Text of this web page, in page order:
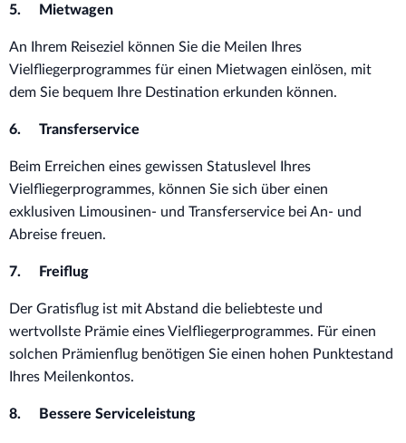
5. Mietwagen
An Ihrem Reiseziel können Sie die Meilen Ihres
Vielfliegerprogrammes für einen Mietwagen einlösen, mit
dem Sie bequem Ihre Destination erkunden können.
6. Transferservice
Beim Erreichen eines gewissen Statuslevel Ihres
Vielfliegerprogrammes, können Sie sich über einen
exklusiven Limousinen- und Transferservice bei An- und
Abreise freuen.
7. Freiflug
Der Gratisflug ist mit Abstand die beliebteste und
wertvollste Prämie eines Vielfliegerprogrammes. Für einen
solchen Prämienflug benötigen Sie einen hohen Punktestand
Ihres Meilenkontos.
8. Bessere Serviceleistung